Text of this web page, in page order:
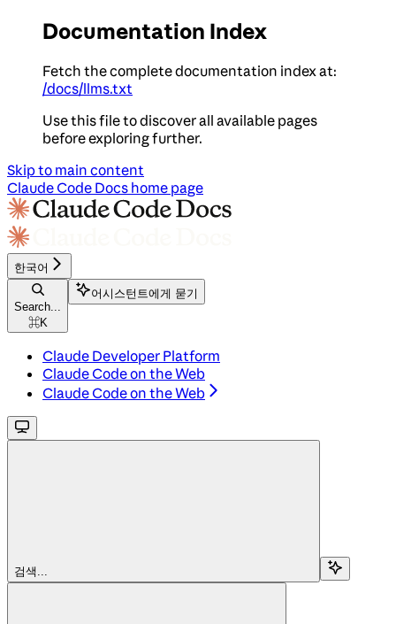
Documentation Index
Fetch the complete documentation index at:
/docs/llms.txt
Use this file to discover all available pages
before exploring further.
Skip to main content
Claude Code Docs home page
한국어
Search...
⌘K
어시스턴트에게 묻기
Claude Developer Platform
Claude Code on the Web
Claude Code on the Web
검색...